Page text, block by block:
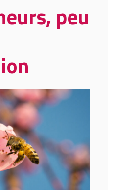
peu